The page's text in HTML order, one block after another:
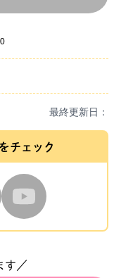
最終更新日：
をチェック
す／